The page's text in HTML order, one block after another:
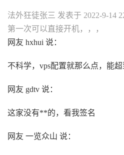
法外狂徒张三 发表于 2022-9-14
第一次可以直接开机，，，
网友 hxhui 说：
不科学，vps配置就那么点，能超
网友 gdtv 说：
这家没有**的，看我签名
网友 一览众山 说：